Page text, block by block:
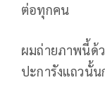
ต่อทุกคน
ผมถ่ายภาพนี้ด้ว
ปะการังแถวนั้น